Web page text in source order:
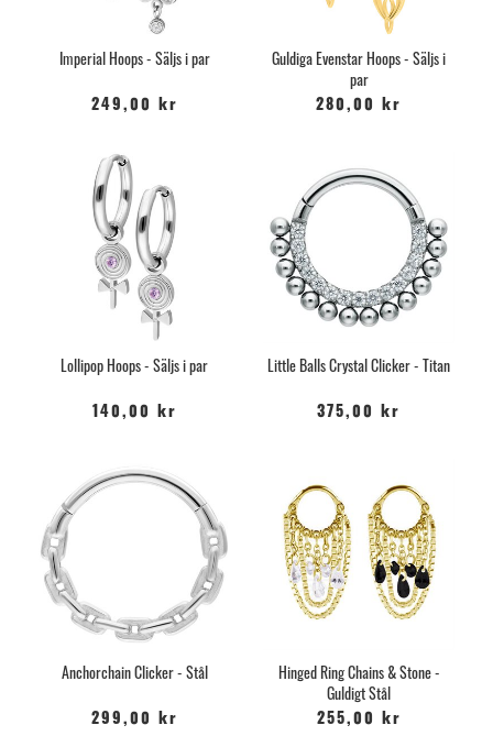
Imperial Hoops - Säljs i par
249,00 kr
Guldiga Evenstar Hoops - Säljs i
par
280,00 kr
Lollipop Hoops - Säljs i par
140,00 kr
Little Balls Crystal Clicker - Titan
375,00 kr
Anchorchain Clicker - Stål
299,00 kr
Hinged Ring Chains & Stone -
Guldigt Stål
255,00 kr